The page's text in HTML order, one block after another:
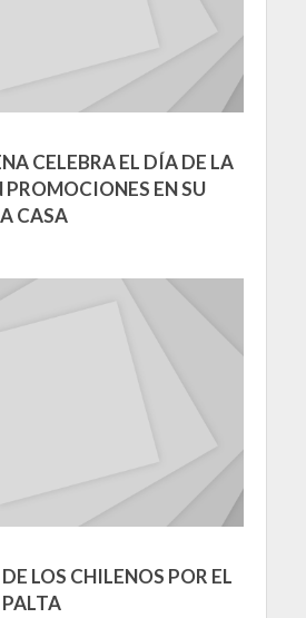
CELEBRA EL DÍA DE LA
PROMOCIONES EN SU
CASA
LOS CHILENOS POR EL